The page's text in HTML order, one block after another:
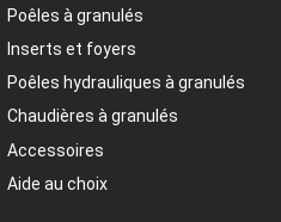
Poêles à granulés
Inserts et foyers
Poêles hydrauliques à granulés
Chaudières à granulés
Accessoires
Aide au choix